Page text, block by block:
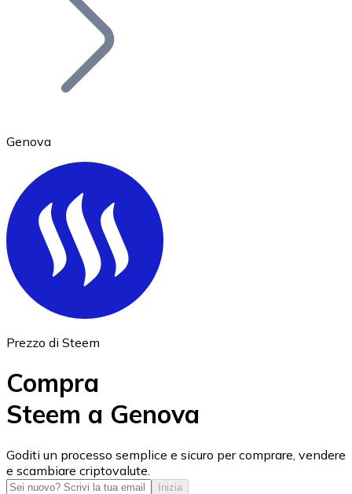
Ethereum
ETH
USD Coin
USDC
Genova
Prezzo di Steem
Compra
Steem a Genova
Goditi un processo semplice e sicuro per comprare, vendere
e scambiare criptovalute.
Inizia